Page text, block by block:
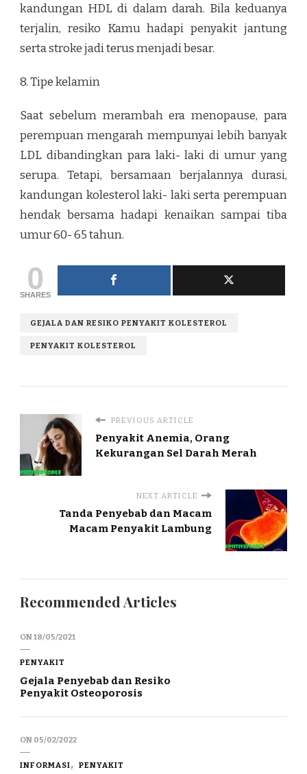
kandungan HDL di dalam darah. Bila keduanya
terjalin, resiko Kamu hadapi penyakit jantung
serta stroke jadi terus menjadi besar.
8. Tipe kelamin
Saat sebelum merambah era menopause, para
perempuan mengarah mempunyai lebih banyak
LDL dibandingkan para laki- laki di umur yang
serupa. Tetapi, bersamaan berjalannya durasi,
kandungan kolesterol laki- laki serta perempuan
hendak bersama hadapi kenaikan sampai tiba
umur 60- 65 tahun.
0
SHARES
GEJALA DAN RESIKO PENYAKIT KOLESTEROL
PENYAKIT KOLESTEROL
PREVIOUS ARTICLE
Penyakit Anemia, Orang
Kekurangan Sel Darah Merah
NEXT ARTICLE
Tanda Penyebab dan Macam
Macam Penyakit Lambung
Recommended Articles
ON18/05/2021
PENYAKIT
Gejala Penyebab dan Resiko
Penyakit Osteoporosis
ON 05/02/2022
INFORMASI PENYAKIT